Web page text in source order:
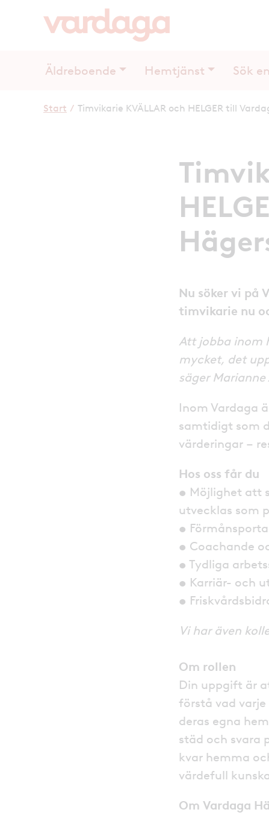
Äldreboende Hemtjänst Sök
Start / Timvikarie KVÄLLAR och HELGER till
Nu söker vi på
timvikarie nu
Att jobba inom
mycket, det
säger
Inom Vardaga
samtidigt som
värderingar –
Hos oss får du
• Möjlighet att
utvecklas som
•
• Coachande
• Tydliga
• Karriär- och
•
Vi har även
Om rollen
Din uppgift är
förstå vad
deras egna
städ och svara
kvar hemma
värdefull
Om Vardaga